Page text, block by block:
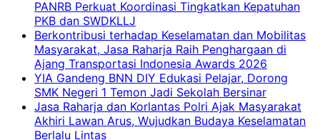
PANRB Perkuat Koordinasi Tingkatkan Kepatuhan
PKB dan SWDKLLJ
Berkontribusi terhadap Keselamatan dan Mobilitas
Masyarakat, Jasa Raharja Raih Penghargaan di
Ajang Transportasi Indonesia Awards 2026
YIA Gandeng BNN DIY Edukasi Pelajar, Dorong
SMK Negeri 1 Temon Jadi Sekolah Bersinar
Jasa Raharja dan Korlantas Polri Ajak Masyarakat
Akhiri Lawan Arus, Wujudkan Budaya Keselamatan
Berlalu Lintas